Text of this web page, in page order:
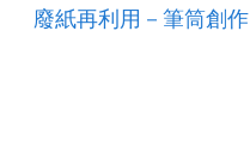
廢紙再利用－筆筒創作